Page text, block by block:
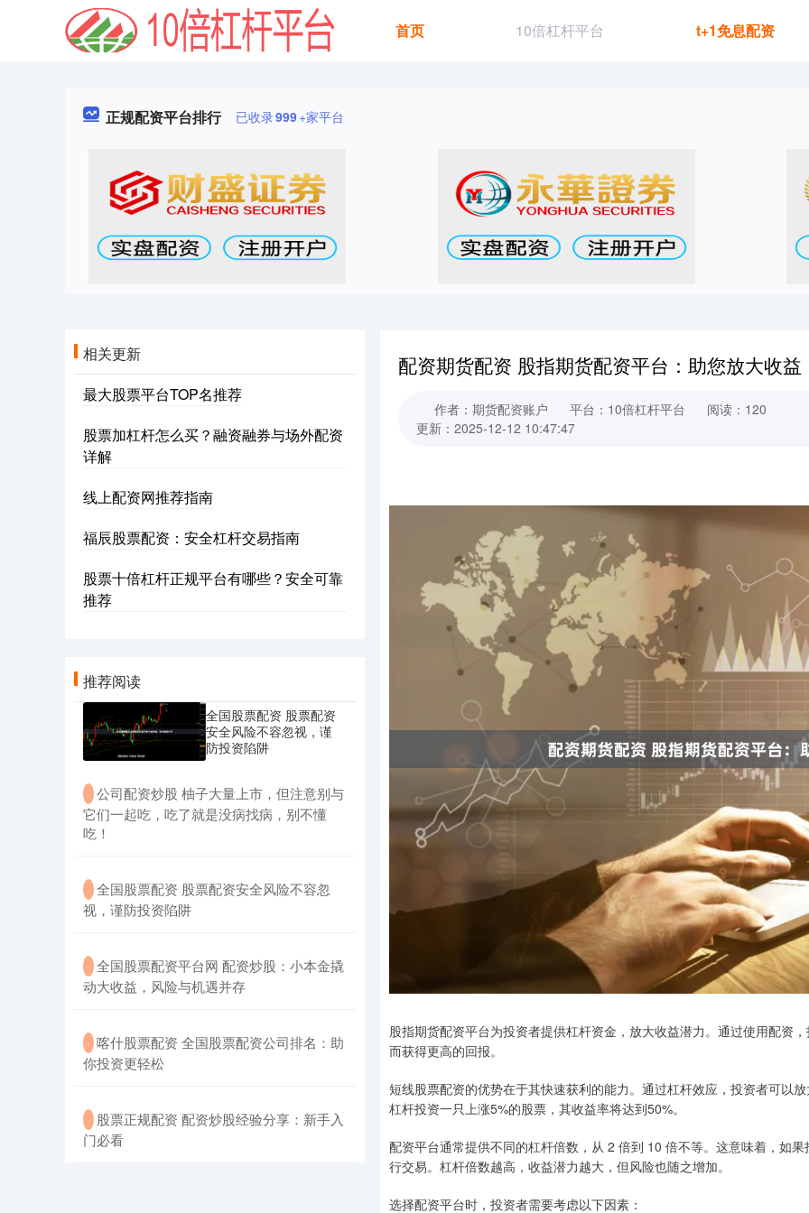
首页 10倍杠杆平台 t+1免息配资
正规配资平台排行 已收录999+家平台
配资期货配资 股指期货配资平台：助您放大收益
作者：期货配资账户 平台：10倍杠杆平台
阅读：120
更新：2025-12-12 10:47:47
股指期货配资平台为投资者提供杠杆资金，放大收益潜力。通过使用配资
而获得更高的回报。
短线股票配资的优势在于其快速获利的能力。通过杠杆效应，投资者可以
杠杆投资一只上涨5%的股票，其收益率将达到50%。
配资平台通常提供不同的杠杆倍数，从 2 倍到 10 倍不等。这意味着，如
行交易。杠杆倍数越高，收益潜力越大，但风险也随之增加。
选择配资平台时，投资者需要考虑以下因素：
相关更新
最大股票平台TOP名推荐
股票加杠杆怎么买？融资融券与场外配资
详解
线上配资网推荐指南
福辰股票配资：安全杠杆交易指南
股票十倍杠杆正规平台有哪些？安全可靠
推荐
推荐阅读
全国股票配资 股票配资
安全风险不容忽视，谨
防投资陷阱
· ​公司配资炒股 柚子大量上市，但注意别与
它们一起吃，吃了就是没病找病，别不懂
吃！
· ​全国股票配资 股票配资安全风险不容忽
视，谨防投资陷阱
· ​全国股票配资平台网 配资炒股：小本金撬
动大收益，风险与机遇并存
· ​喀什股票配资 全国股票配资公司排名：助
你投资更轻松
· ​股票正规配资 配资炒股经验分享：新手入
门必看